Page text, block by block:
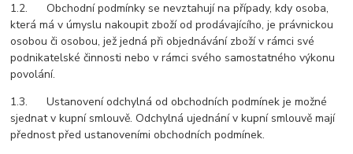
1.2. Obchodní podmínky se nevztahují na případy, kdy osoba,
která má v úmyslu nakoupit zboží od prodávajícího, je právnickou
osobou či osobou, jež jedná při objednávání zboží v rámci své
podnikatelské činnosti nebo v rámci svého samostatného výkonu
povolání.
1.3. Ustanovení odchylná od obchodních podmínek je možné
sjednat v kupní smlouvě. Odchylná ujednání v kupní smlouvě mají
přednost před ustanoveními obchodních podmínek.